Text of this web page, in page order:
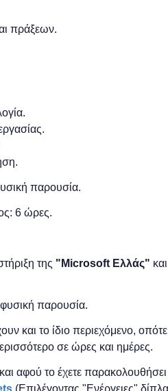
πράξεων.
παρουσία.
6 ώρες.
της " Microsoft Ελλάς"
παρουσία.
και το ίδιο περιεχόμενο,
σε ώρες και ημέρες.
αφού το έχετε
(Επιλέγοντας "Ενέργειες"